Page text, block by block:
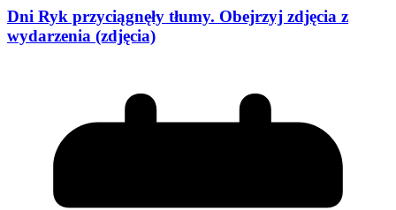
Dni Ryk przyciągnęły tłumy. Obejrzyj zdjęcia z
wydarzenia (zdjęcia)